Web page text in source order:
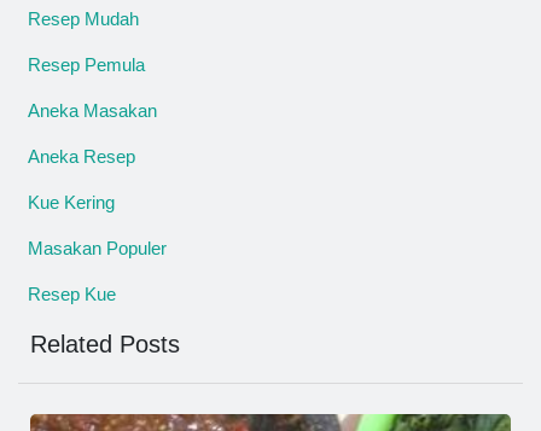
Resep Mudah
Resep Pemula
Aneka Masakan
Aneka Resep
Kue Kering
Masakan Populer
Resep Kue
Related Posts